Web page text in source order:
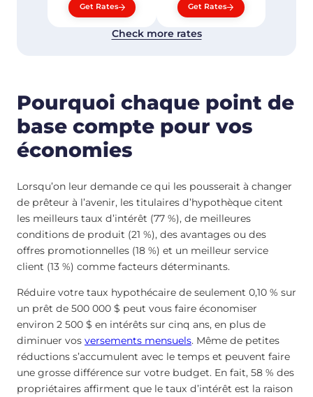
Get Rates Get Rates
Check more rates
Pourquoi chaque point de
base compte pour vos
économies
Lorsqu’on leur demande ce qui les pousserait à changer
de prêteur à l’avenir, les titulaires d’hypothèque citent
les meilleurs taux d’intérêt (77 %), de meilleures
conditions de produit (21 %), des avantages ou des
offres promotionnelles (18 %) et un meilleur service
client (13 %) comme facteurs déterminants.
Réduire votre taux hypothécaire de seulement 0,10 % sur
un prêt de 500 000 $ peut vous faire économiser
environ 2 500 $ en intérêts sur cinq ans, en plus de
diminuer vos versements mensuels. Même de petites
réductions s’accumulent avec le temps et peuvent faire
une grosse différence sur votre budget. En fait, 58 % des
propriétaires affirment que le taux d’intérêt est la raison